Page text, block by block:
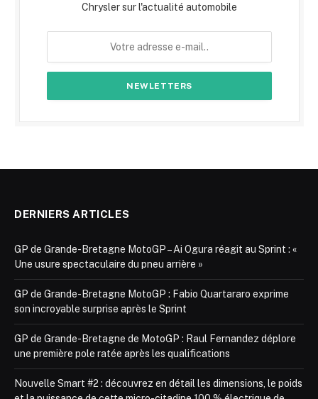
Chrysler sur l'actualité automobile
DERNIERS ARTICLES
GP de Grande-Bretagne MotoGP – Ai Ogura réagit au Sprint : «
Une usure spectaculaire du pneu arrière »
GP de Grande-Bretagne MotoGP : Fabio Quartararo exprime
son incroyable surprise après le Sprint
GP de Grande-Bretagne de MotoGP : Raul Fernandez déplore
une première pole ratée après les qualifications
Nouvelle Smart #2 : découvrez en détail les dimensions, le poids